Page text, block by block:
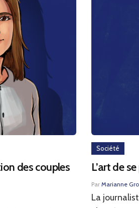
des couples
Société
L’art de
Par Marianne
La